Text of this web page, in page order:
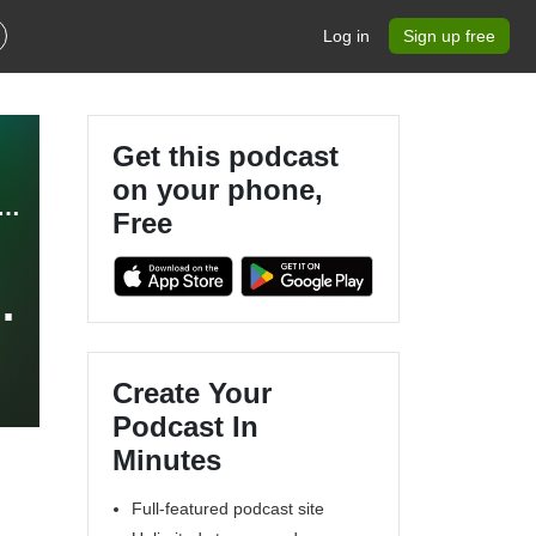
Log in Sign up free
bio | Organic Science Conversations
Get this podcast
on your phone,
Free
Create Your
Podcast In
Minutes
Full-featured podcast site